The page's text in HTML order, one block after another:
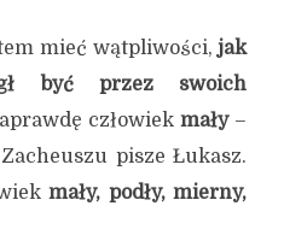
mieć wątpliwości, jak
być przez swoich
człowiek mały–
pisze Łukasz.
mały, podły, mierny,